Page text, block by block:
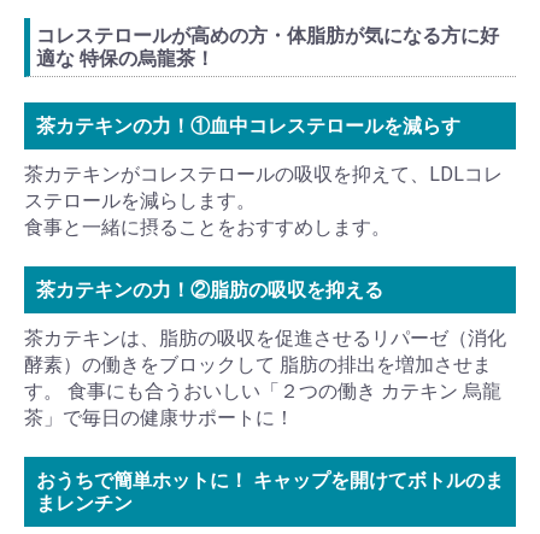
コレステロールが高めの方・体脂肪が気になる方に好
適な 特保の烏龍茶！
茶カテキンの力！①血中コレステロールを減らす
茶カテキンがコレステロールの吸収を抑えて、LDLコレ
ステロールを減らします。
食事と一緒に摂ることをおすすめします。
茶カテキンの力！②脂肪の吸収を抑える
茶カテキンは、脂肪の吸収を促進させるリパーゼ（消化
酵素）の働きをブロックして 脂肪の排出を増加させま
す。 食事にも合うおいしい「２つの働き カテキン 烏龍
茶」で毎日の健康サポートに！
おうちで簡単ホットに！ キャップを開けてボトルのま
まレンチン